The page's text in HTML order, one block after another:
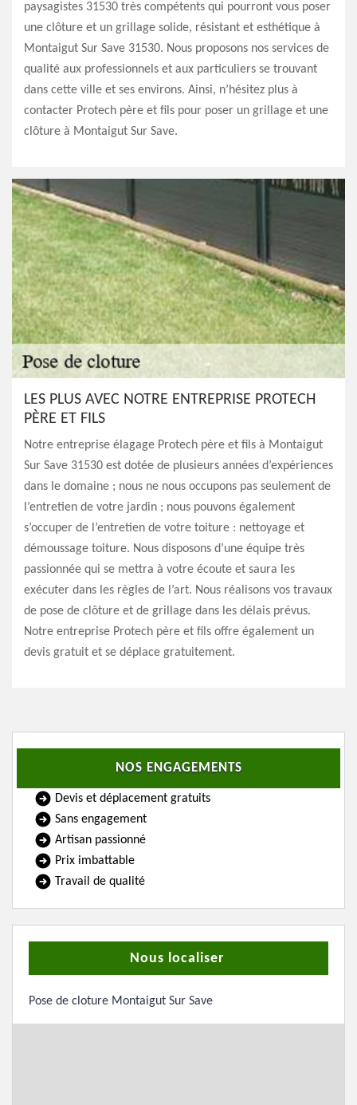
paysagistes 31530 très compétents qui pourront vous poser
une clôture et un grillage solide, résistant et esthétique à
Montaigut Sur Save 31530. Nous proposons nos services de
qualité aux professionnels et aux particuliers se trouvant
dans cette ville et ses environs. Ainsi, n’hésitez plus à
contacter Protech père et fils pour poser un grillage et une
clôture à Montaigut Sur Save.
LES PLUS AVEC NOTRE ENTREPRISE PROTECH
PÈRE ET FILS
Notre entreprise élagage Protech père et fils à Montaigut
Sur Save 31530 est dotée de plusieurs années d’expériences
dans le domaine ; nous ne nous occupons pas seulement de
l’entretien de votre jardin ; nous pouvons également
s’occuper de l’entretien de votre toiture : nettoyage et
démoussage toiture. Nous disposons d’une équipe très
passionnée qui se mettra à votre écoute et saura les
exécuter dans les règles de l’art. Nous réalisons vos travaux
de pose de clôture et de grillage dans les délais prévus.
Notre entreprise Protech père et fils offre également un
devis gratuit et se déplace gratuitement.
NOS ENGAGEMENTS
Devis et déplacement gratuits
Sans engagement
Artisan passionné
Prix imbattable
Travail de qualité
Nous localiser
Pose de cloture Montaigut Sur Save